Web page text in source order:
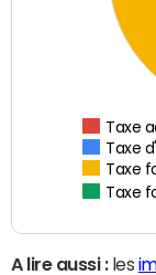
Taxe
Taxe
Taxe
Taxe
A lire aussi :les